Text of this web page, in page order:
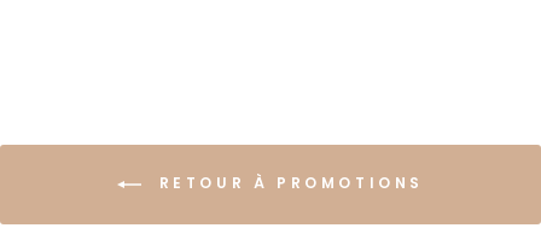
RETOUR À PROMOTIONS